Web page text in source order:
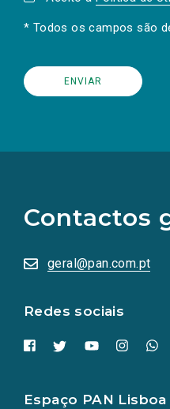
* Todos os campos são
Contactos
geral@pan.com.pt
Redes sociais
redes
sociais
numa
nova
Espaço PAN Lisboa